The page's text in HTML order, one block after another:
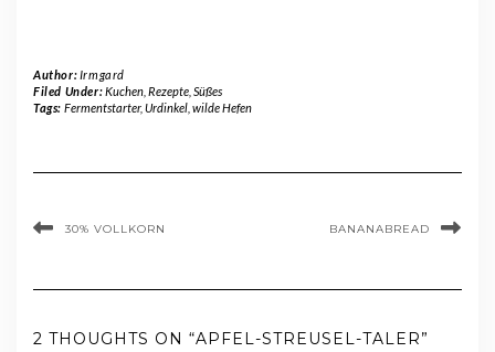
Author:Irmgard
Filed Under:Kuchen, Rezepte, Süßes
Tags: Fermentstarter, Urdinkel, wilde Hefen
30% VOLLKORN BANANABREAD
2 THOUGHTS ON “APFEL-STREUSEL-TALER”